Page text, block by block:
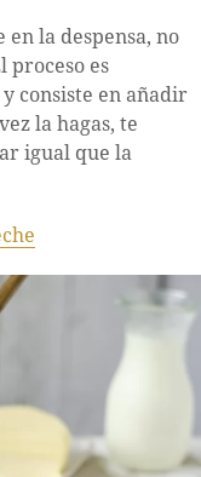
en la despensa, no
proceso es
consiste en añadir
la hagas, te
igual que la